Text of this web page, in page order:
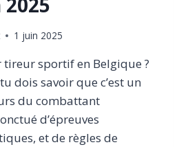
1 juin 2025
tireur sportif en Belgique ?
dois savoir que c’est un
du combattant
d’épreuves
et de règles de